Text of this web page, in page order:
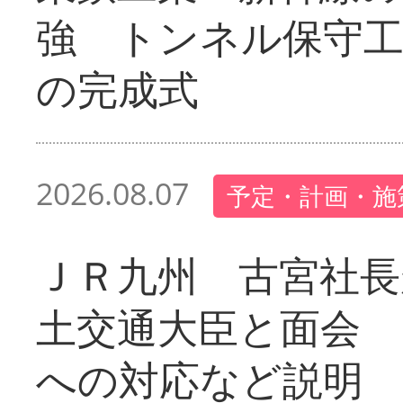
強 トンネル保守
の完成式
2026.08.07 予定・計画・
ＪＲ九州 古宮社
土交通大臣と面会
への対応など説明